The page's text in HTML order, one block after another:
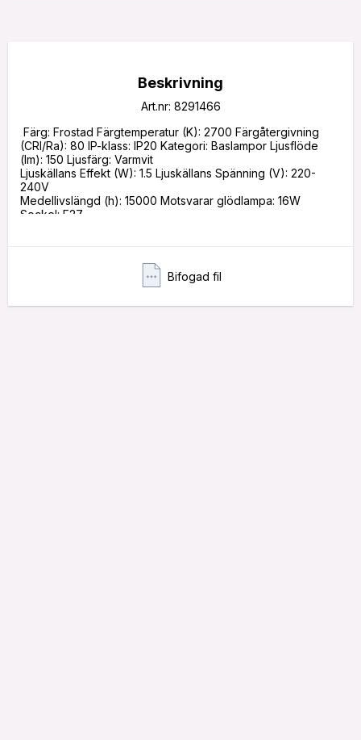
Beskrivning
Art.nr: 8291466
(CRI/Ra): 80 IP-klass: IP20 Kategori: Baslampor Ljusflöde
(lm): 150 Ljusfärg: Varmvit
Ljuskällans Effekt (W): 1.5 Ljuskällans Spänning (V): 220-
240V
Medellivslängd (h): 15000 Motsvarar glödlampa: 16W
Sockel: E27
Bifogad fil